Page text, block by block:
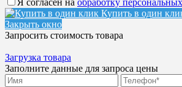
Я согласен на обработку
Купить в один
Закрыть окно
Запросить стоимость товара
Загрузка товара
Заполните данные для запроса цены